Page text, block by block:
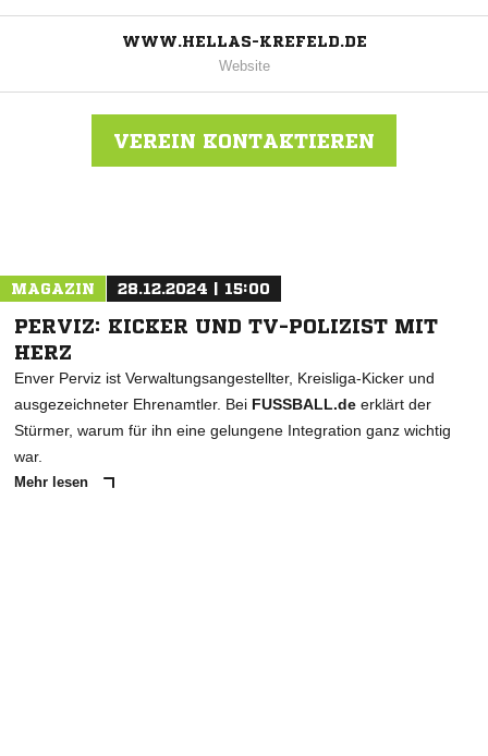
WWW.HELLAS-KREFELD.DE
Website
VEREIN KONTAKTIEREN
MAGAZIN 28.12.2024 | 15:00
PERVIZ: KICKER UND TV-POLIZIST MIT
HERZ
Enver Perviz ist Verwaltungsangestellter, Kreisliga-Kicker und
ausgezeichneter Ehrenamtler. Bei FUSSBALL.de erklärt der
Stürmer, warum für ihn eine gelungene Integration ganz wichtig
war.
Mehr lesen